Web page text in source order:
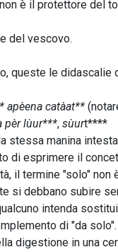
è il protettore del
del vescovo.
queste le didascalie
apèena catàat**
pèr lùur***, sùurt****
stessa manina
di esprimere il
il termine "solo"
si debbano subire
intenda
di "da
digestione in una